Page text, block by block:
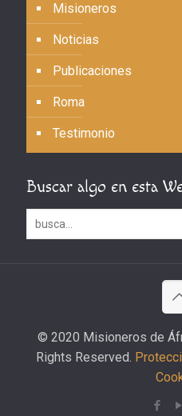
Misioneros
Noticias
Publicaciones
Roma
Testimonio
Buscar algo en esta
© 2020 Misioneros de
Rights Reserved.